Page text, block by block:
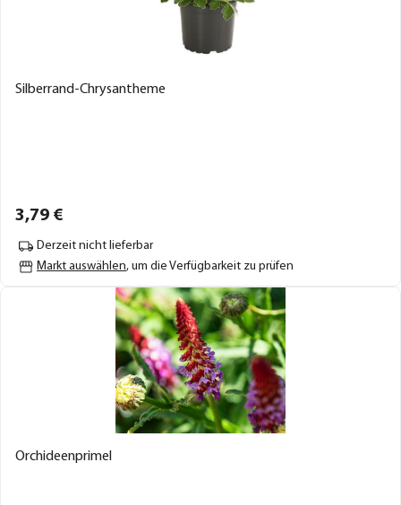
Silberrand-Chrysantheme
3,79 €
Derzeit nicht lieferbar
Markt auswählen, um die Verfügbarkeit zu prüfen
Orchideenprimel